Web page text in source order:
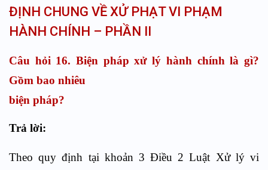
ĐỊNH CHUNG VỀ XỬ PHẠT VI PHẠM
HÀNH CHÍNH – PHẦN II
Câu hỏi 16. Biện pháp xử lý hành chính là gì?
Gồm bao nhiêu
biện pháp?
Trả lời:
Theo quy định tại khoản 3 Điều 2 Luật Xử lý vi